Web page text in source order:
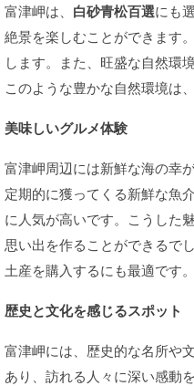
富津岬は、 白砂青松百選にも
絶景を楽しむことができます
します。また、旺盛な自然環
このような豊かな自然環境は
美味しいグルメ体験
富津岬周辺には新鮮な海の幸
定期的に獲ってくる新鮮な魚
に人気が高いです。こうした
思い出を作ることができるで
土産を購入するにも最適です。
歴史と文化を感じるスポット
富津岬には、歴史的な名所や
あり、訪れる人々に深い感動